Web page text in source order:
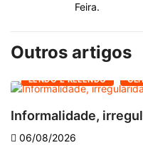
Feira.
Outros artigos
LENDO E RELENDO
Informalidade,
06/08/2026